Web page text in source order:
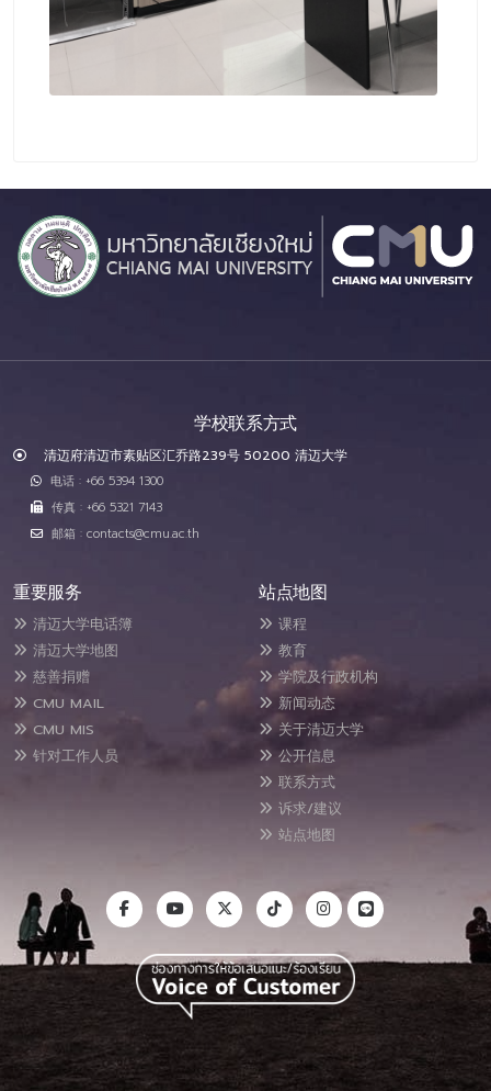
学校联系方式
清迈府清迈市素贴区汇乔路239号 50200 清迈大学
电话 : +66 5394 1300
传真 : +66 5321 7143
邮箱 : contacts@cmu.ac.th
重要服务
清迈大学电话簿
清迈大学地图
慈善捐赠
CMU MAIL
CMU MIS
针对工作人员
站点地图
课程
教育
学院及行政机构
新闻动态
关于清迈大学
公开信息
联系方式
诉求/建议
站点地图